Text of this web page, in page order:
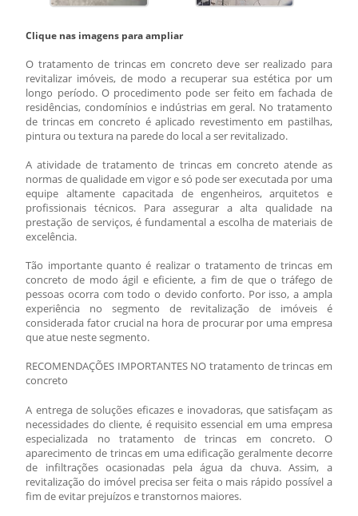
Clique nas imagens para ampliar
O tratamento de trincas em concreto deve ser realizado para
revitalizar imóveis, de modo a recuperar sua estética por um
longo período. O procedimento pode ser feito em fachada de
residências, condomínios e indústrias em geral. No tratamento
de trincas em concreto é aplicado revestimento em pastilhas,
pintura ou textura na parede do local a ser revitalizado.
A atividade detratamento de trincas em concreto atende as
normas de qualidade em vigor e só pode ser executada por uma
equipe altamente capacitada de engenheiros, arquitetos e
profissionais técnicos. Para assegurar a alta qualidade na
prestação de serviços, é fundamental a escolha de materiais de
excelência.
Tão importante quanto é realizar o tratamento de trincas em
concreto de modo ágil e eficiente, a fim de que o tráfego de
pessoas ocorra com todo o devido conforto. Por isso, a ampla
experiência no segmento de revitalização de imóveis é
considerada fator crucial na hora de procurar por uma empresa
que atue neste segmento.
RECOMENDAÇÕES IMPORTANTES NO tratamento de trincas em
concreto
A entrega de soluções eficazes e inovadoras, que satisfaçam as
necessidades do cliente, é requisito essencial em uma empresa
especializada notratamento de trincas em concreto. O
aparecimento de trincas em uma edificação geralmente decorre
de infiltrações ocasionadas pela água da chuva. Assim, a
revitalização do imóvel precisa ser feita o mais rápido possível a
fim de evitar prejuízos e transtornos maiores.